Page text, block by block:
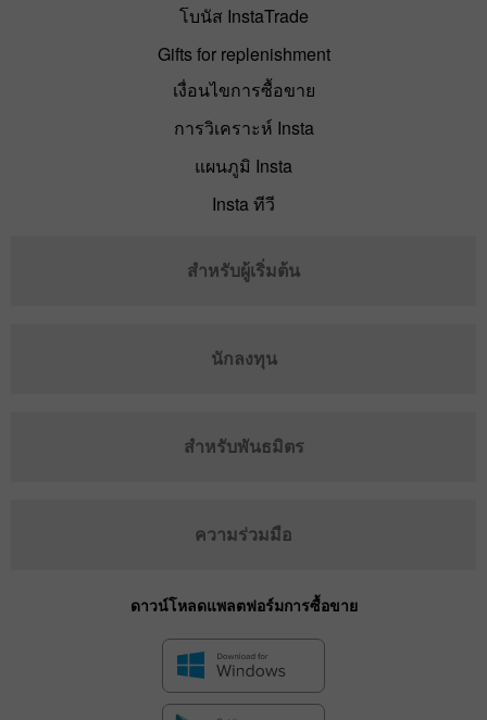
โบนัส InstaTrade
Gifts for replenishment
เงื่อนไขการซื้อขาย
การวิเคราะห์ Insta
แผนภูมิ Insta
Insta ทีวี
สำหรับผู้เริ่มต้น
นักลงทุน
สำหรับพันธมิตร
ความร่วมมือ
ดาวน์โหลดแพลตฟอร์มการซื้อขาย